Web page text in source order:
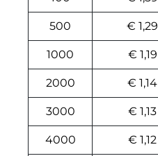
500 € 1,29
1000 € 1,19
2000 € 1,14
3000 € 1,13
4000 € 1,12